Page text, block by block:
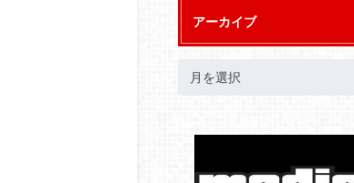
アーカイブ